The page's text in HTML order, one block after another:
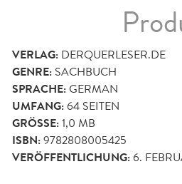
VERLAG: DERQUERLESER.DE
GENRE: SACHBUCH
SPRACHE:GERMAN
UMFANG:64 SEITEN
GRÖSSE: 1,0 MB
ISBN:9782808005425
VERÖFFENTLICHUNG:6.